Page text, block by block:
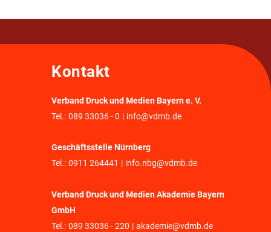
Kontakt
Verband Druck und Medien Bayern e. V.
Tel.: 089 33036 - 0 | info@vdmb.de
Geschäftsstelle Nürnberg
Tel.: 0911 264441 | info.nbg@vdmb.de
Verband Druck und Medien Akademie Bayern
GmbH
Tel.: 089 33036 - 220 | akademie@vdmb.de